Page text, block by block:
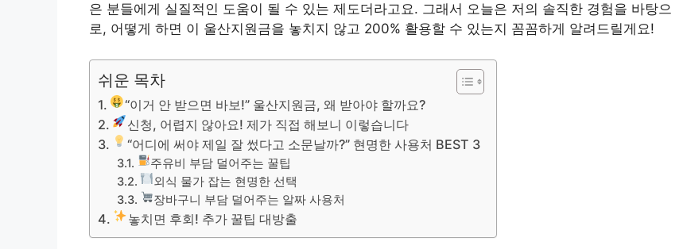
은 분들에게 실질적인 도움이 될 수 있는 제도더라고요. 그래서 오늘은 저의 솔직한 경험을 바탕으
로, 어떻게 하면 이 울산지원금을 놓치지 않고 200% 활용할 수 있는지 꼼꼼하게 알려드릴게요!
쉬운 목차
“이거 안 받으면 바보!” 울산지원금, 왜 받아야 할까요?
신청, 어렵지 않아요! 제가 직접 해보니 이렇습니다
“어디에 써야 제일 잘 썼다고 소문날까?” 현명한 사용처 BEST 3
주유비 부담 덜어주는 꿀팁
외식 물가 잡는 현명한 선택
장바구니 부담 덜어주는 알짜 사용처
놓치면 후회! 추가 꿀팁 대방출